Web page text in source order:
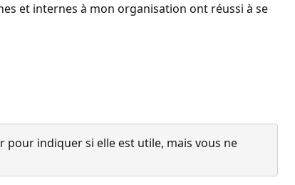
et internes à mon organisation ont réussi à se
indiquer si elle est utile, mais vous ne